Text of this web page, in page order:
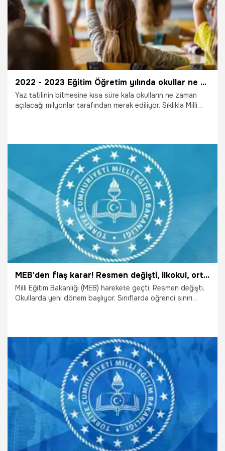
2022 - 2023 Eğitim Öğretim yılında okullar ne zaman açılacak? İşte okulların açılacağı tarih ve tatil takvimi!
Yaz tatilinin bitmesine kısa süre kala okulların ne zaman
açılacağı milyonlar tarafından merak ediliyor. Sıklıkla Milli
açılacak? İlk ara tatil ne zaman? 15 tatil ne zaman? 2023
3.08.2022 Eğitim
MEB'den flaş karar! Resmen değişti, ilkokul, ortaokul ve liselerde...
Milli Eğitim Bakanlığı (MEB) harekete geçti. Resmen değişti.
Okullarda yeni dönem başlıyor. Sınıflarda öğrenci sınırı
yandan MEB 2022-2023 eğitim takvimi ve okulların ne
zaman açılacağı belli oldu. İşte son dakika haberinin
3.08.2022 Eğitim